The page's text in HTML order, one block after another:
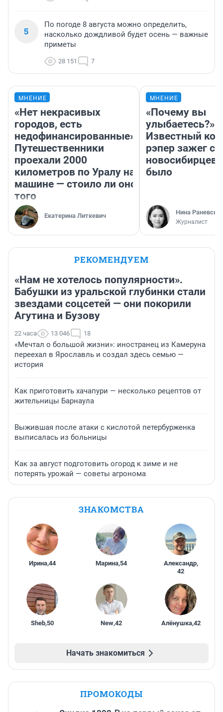
5
По погоде 8 августа можно определить,
насколько дождливой будет осень — важные
приметы
28 151 7
МНЕНИЕ
«Нет некрасивых
городов, есть
недофинансированные».
Путешественники
проехали 2000
километров по Уралу на
машине — стоило ли оно
того
Екатерина Литкевич
МНЕНИЕ
«Почему вы
улыбаетесь?»
Известный
рэпер зажег с
новосибирцев:
было
Нина
Журналист
РЕКОМЕНДУЕМ
«Нам не хотелось популярности».
Бабушки из уральской глубинки стали
звездами соцсетей — они покорили
Агутина и Бузову
22 часа 13 046 18
«Мечтал о большой жизни»: иностранец из Камеруна
переехал в Ярославль и создал здесь семью —
история
Как приготовить хачапури — несколько рецептов от
жительницы Барнаула
Выжившая после атаки с кислотой петербурженка
выписалась из больницы
Как за август подготовить огород к зиме и не
потерять урожай — советы агронома
ЗНАКОМСТВА
Ирина,44 Марина,54 Александр,
42
Sheb,50 New,42 Алёнушка,42
Начать знакомиться
ПРОМОКОДЫ